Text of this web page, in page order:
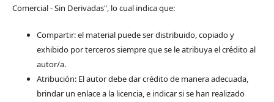
Comercial - Sin Derivadas", lo cual indica que:
Compartir: el material puede ser distribuido, copiado y
exhibido por terceros siempre que se le atribuya el crédito al
autor/a.
Atribución: El autor debe dar crédito de manera adecuada,
brindar un enlace a la licencia, e indicar si se han realizado